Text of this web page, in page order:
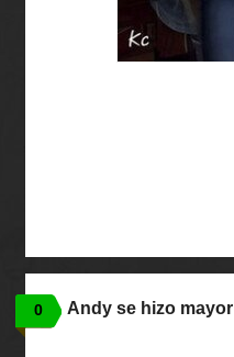
0 Andy se hizo mayor